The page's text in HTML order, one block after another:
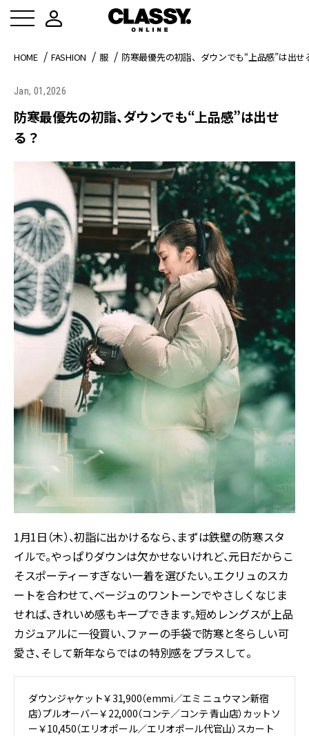
HOME FASHION 服 防寒最優先の初詣、ダウンでも“上品感”は出せ
Jan, 01,2026
防寒最優先の初詣、ダウンでも“上品感”は出せ
る？
1月1日（木）、初詣に出かけるなら、まずは鉄壁の防寒スタ
イルで。やっぱりダウンは欠かせないけれど、元日だからこ
そスポーティーすぎない一着を選びたい。エクリュのスカ
ートを合わせて、ベージュのワントーンでやさしくなじま
せれば、きれいめ感もキープできます。短めレングスが上品
カジュアルに一役買い、ファーの手袋で防寒と冬らしい可
愛さ、そして新年ならではの特別感をプラスして。
ダウンジャケット￥31,900（emmi／エミ ニュウマン新宿
店）プルオーバー￥22,000（コンテ／コンテ 青山店）カットソ
ー￥10,450（エリオポール／エリオポール代官山）スカート